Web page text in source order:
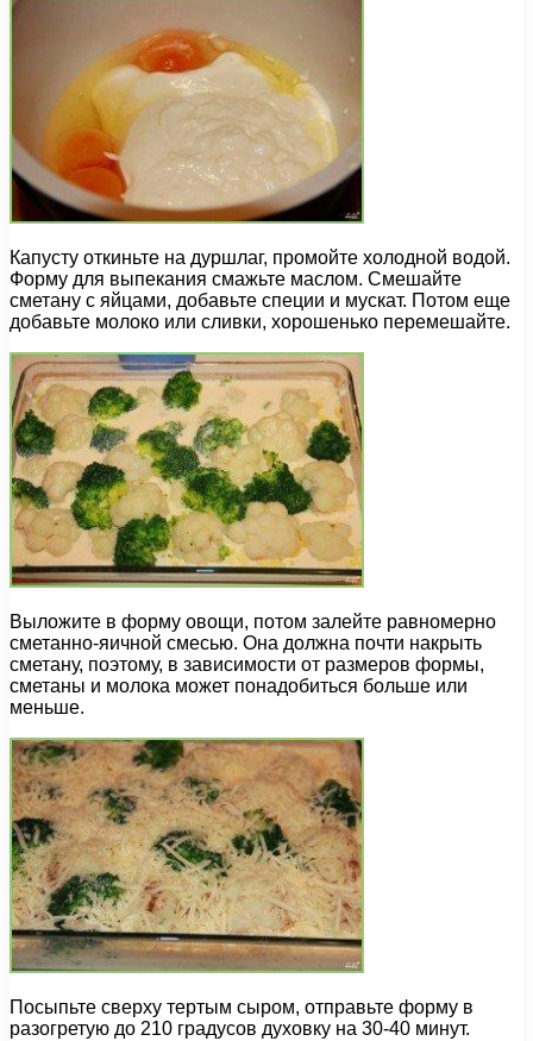
Капусту откиньте на дуршлаг, промойте холодной водой.
Форму для выпекания смажьте маслом. Смешайте
сметану с яйцами, добавьте специи и мускат. Потом еще
добавьте молоко или сливки, хорошенько перемешайте.
Выложите в форму овощи, потом залейте равномерно
сметанно-яичной смесью. Она должна почти накрыть
сметану, поэтому, в зависимости от размеров формы,
сметаны и молока может понадобиться больше или
меньше.
Посыпьте сверху тертым сыром, отправьте форму в
разогретую до 210 градусов духовку на 30-40 минут.